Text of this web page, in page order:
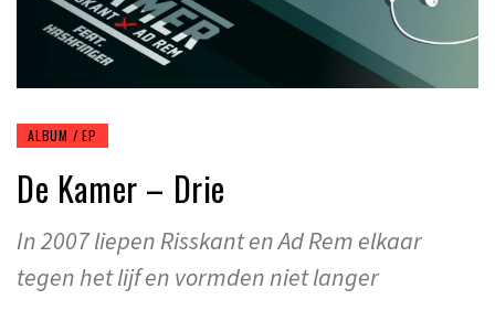
ALBUM / EP
De Kamer – Drie
In 2007 liepen Risskant en Ad Rem elkaar
tegen het lijf en vormden niet langer